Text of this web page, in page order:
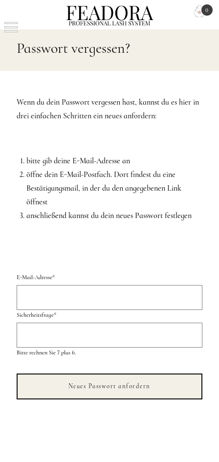
0
Passwort vergessen?
Wenn du dein Passwort vergessen hast, kannst du es hier in
drei einfachen Schritten ein neues anfordern:
bitte gib deine E-Mail-Adresse an
öffne dein E-Mail-Postfach. Dort findest du eine
Bestätigungsmail, in der du den angegebenen Link
öffnest
anschließend kannst du dein neues Passwort festlegen
E-Mail-Adresse*
Sicherheitsfrage*
Bitte rechnen Sie 7 plus 6.
Neues Passwort anfordern